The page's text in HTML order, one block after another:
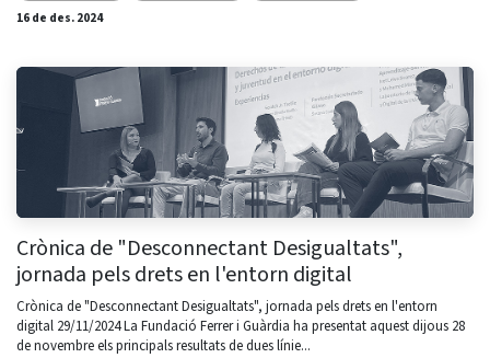
16 de des. 2024
Crònica de "Desconnectant Desigualtats",
jornada pels drets en l'entorn digital
Crònica de "Desconnectant Desigualtats", jornada pels drets en l'entorn
digital 29/11/2024 La Fundació Ferrer i Guàrdia ha presentat aquest dijous 28
de novembre els principals resultats de dues línie...